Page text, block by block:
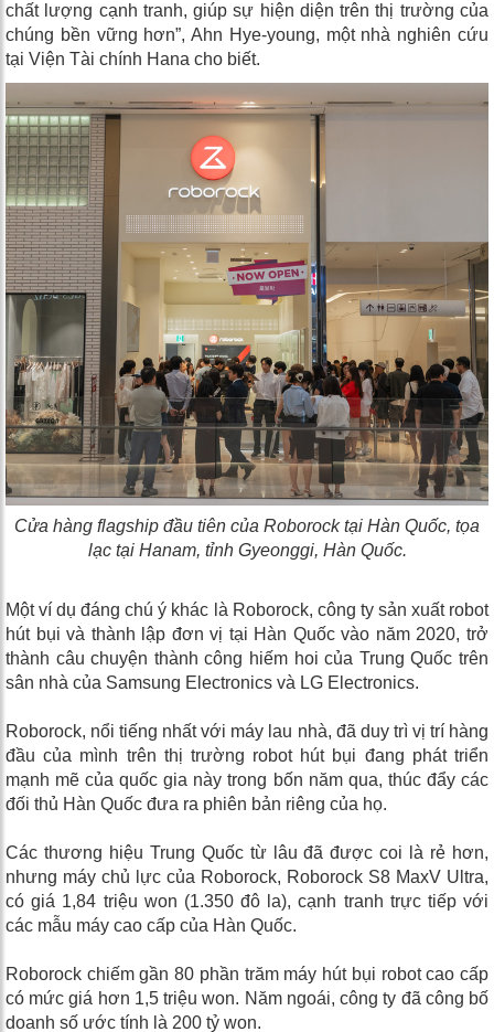
chất lượng cạnh tranh, giúp sự hiện diện trên thị trường của
chúng bền vững hơn”, Ahn Hye-young, một nhà nghiên cứu
tại Viện Tài chính Hana cho biết.
Cửa hàng flagship đầu tiên của Roborock tại Hàn Quốc, tọa
lạc tại Hanam, tỉnh Gyeonggi, Hàn Quốc.
Một ví dụ đáng chú ý khác là Roborock, công ty sản xuất robot
hút bụi và thành lập đơn vị tại Hàn Quốc vào năm 2020, trở
thành câu chuyện thành công hiếm hoi của Trung Quốc trên
sân nhà của Samsung Electronics và LG Electronics.
Roborock, nổi tiếng nhất với máy lau nhà, đã duy trì vị trí hàng
đầu của mình trên thị trường robot hút bụi đang phát triển
mạnh mẽ của quốc gia này trong bốn năm qua, thúc đẩy các
đối thủ Hàn Quốc đưa ra phiên bản riêng của họ.
Các thương hiệu Trung Quốc từ lâu đã được coi là rẻ hơn,
nhưng máy chủ lực của Roborock, Roborock S8 MaxV Ultra,
có giá 1,84 triệu won (1.350 đô la), cạnh tranh trực tiếp với
các mẫu máy cao cấp của Hàn Quốc.
Roborock chiếm gần 80 phần trăm máy hút bụi robot cao cấp
có mức giá hơn 1,5 triệu won. Năm ngoái, công ty đã công bố
doanh số ước tính là 200 tỷ won.